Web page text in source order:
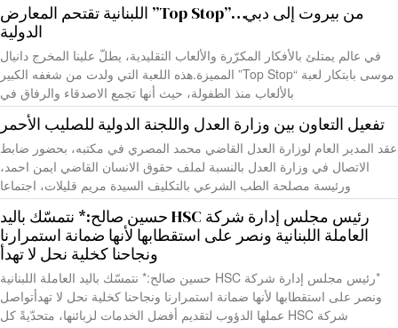
من بيروت إلى دبي…”Top Stop” اللبنانية تقتحم المعارض
الدولية
في عالم يمتلئ بالأفكار المكرّرة والألعاب التقليدية، يطلّ علينا المخرج دانيال
موسى بابتكار لعبة “Top Stop” المميزة.هذه اللعبة التي ولدت من شغفه الكبير
بالألعاب منذ الطفولة، حيث أنها تجمع الاصدقاء والرفاق في
تفعيل التعاون بين وزارة العدل واللجنة الدولية للصليب الأحمر
عقد المدير العام لوزارة العدل القاضي محمد المصري في مكتبه، بحضور ضابط
الاتصال في وزارة العدل بالنسبة لملف حقوق الانسان القاضي ايمن احمد،
ورئيسة مصلحة الطب الشرعي بالتكليف السيدة مريم قليلات، اجتماعا
رئيس مجلس إدارة شركة HSC حسين صالح:* نتمسّك باليد
العاملة اللبنانية ونصر على استقطابها لأنها ضمانة استمرارنا
ونجاحنا كخلية نحل لا تهدأ
*رئيس مجلس إدارة شركة HSC حسين صالح:* نتمسّك باليد العاملة اللبنانية
ونصر على استقطابها لأنها ضمانة استمرارنا ونجاحنا كخلية نحل لا تهدأتواصل
شركة HSC عملها الدؤوب لتقديم أفضل الخدمات لزبائنها، متحدّيةً كل